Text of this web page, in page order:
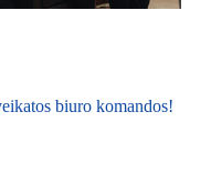
biuro komandos!